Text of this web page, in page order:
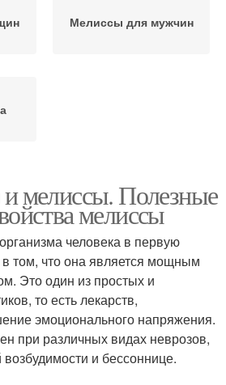
Мелиссы для мужчин
мелиссы. Полезные
мелиссы
человека в первую
в том, что она является мощным
Это один из простых и
то есть лекарств,
эмоционального напряжения.
при различных видах неврозов,
и бессоннице.